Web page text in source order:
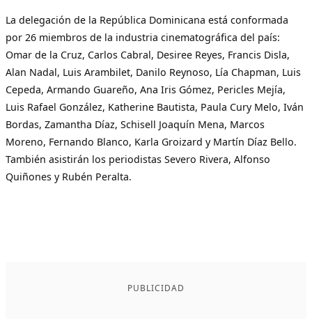
La delegación de la República Dominicana está conformada
por 26 miembros de la industria cinematográfica del país:
Omar de la Cruz, Carlos Cabral, Desiree Reyes, Francis Disla,
Alan Nadal, Luis Arambilet, Danilo Reynoso, Lía Chapman, Luis
Cepeda, Armando Guareño, Ana Iris Gómez, Pericles Mejía,
Luis Rafael González, Katherine Bautista, Paula Cury Melo, Iván
Bordas, Zamantha Díaz, Schisell Joaquín Mena, Marcos
Moreno, Fernando Blanco, Karla Groizard y Martín Díaz Bello.
También asistirán los periodistas Severo Rivera, Alfonso
Quiñones y Rubén Peralta.
PUBLICIDAD